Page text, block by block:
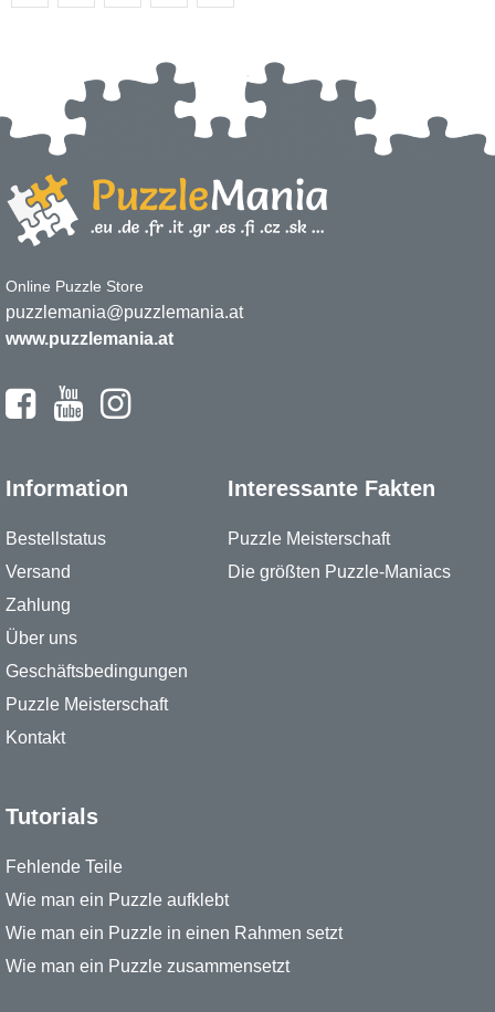
Online Puzzle Store
puzzlemania@puzzlemania.at
www.puzzlemania.at
Information
Bestellstatus
Versand
Zahlung
Über uns
Geschäftsbedingungen
Puzzle Meisterschaft
Kontakt
Interessante Fakten
Puzzle Meisterschaft
Die größten Puzzle-Maniacs
Tutorials
Fehlende Teile
Wie man ein Puzzle aufklebt
Wie man ein Puzzle in einen Rahmen setzt
Wie man ein Puzzle zusammensetzt